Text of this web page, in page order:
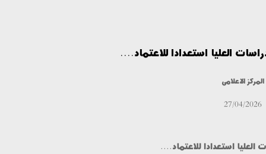
العليا استعدادا للاعتماد....
الاعلامى
27/04/
استعدادا للاعتماد....